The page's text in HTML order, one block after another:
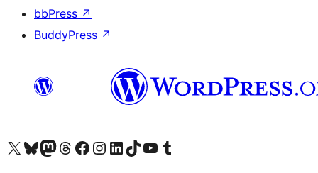
bbPress ↗
BuddyPress ↗
আমাৰ X (আগৰ Twitter) একাউণ্টলৈ যাওকআমাৰ Bluesky একাউণ্টলৈ যাওকআমাৰ Mastodon একাউণ্টলৈ যাওকআমাৰ Threads একাউণ্টলৈ যাওকআমাৰ Facebook পৃষ্ঠালৈ যাওকআমাৰ Instagram একাউণ্টলৈ যাওকআমাৰ LinkedIn একাউণ্টলৈ যাওকআমাৰ TikTok একাউণ্টলৈ যাওকআমাৰ YouTube চেনেললৈ যাওকআমাৰ Tumblr একাউণ্টলৈ যাওক